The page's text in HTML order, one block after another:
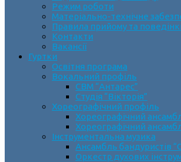
Режим роботи
Матеріально-технічне
Правила прийому та
Контакти
Вакансії
Гуртки
Освітня програма
Вокальний профіль
СВМ “Антарес”
Студія “Вікторія”
Хореографічний профіль
Хореографічний
Хореографічний
Інструментальна музика
Ансамбль бандуристів
Оркестр духових